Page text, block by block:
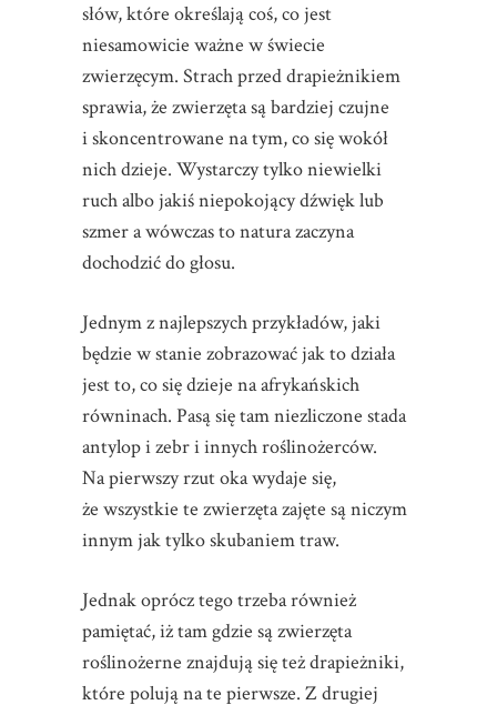
słów, które określają coś, co jest
niesamowicie ważne w świecie
zwierzęcym. Strach przed drapieżnikiem
sprawia, że zwierzęta są bardziej czujne
i skoncentrowane na tym, co się wokół
nich dzieje. Wystarczy tylko niewielki
ruch albo jakiś niepokojący dźwięk lub
szmer a wówczas to natura zaczyna
dochodzić do głosu.
Jednym z najlepszych przykładów, jaki
będzie w stanie zobrazować jak to działa
jest to, co się dzieje na afrykańskich
równinach. Pasą się tam niezliczone stada
antylop i zebr i innych roślinożerców.
Na pierwszy rzut oka wydaje się,
że wszystkie te zwierzęta zajęte są niczym
innym jak tylko skubaniem traw.
Jednak oprócz tego trzeba również
pamiętać, iż tam gdzie są zwierzęta
roślinożerne znajdują się też drapieżniki,
które polują na te pierwsze. Z drugiej